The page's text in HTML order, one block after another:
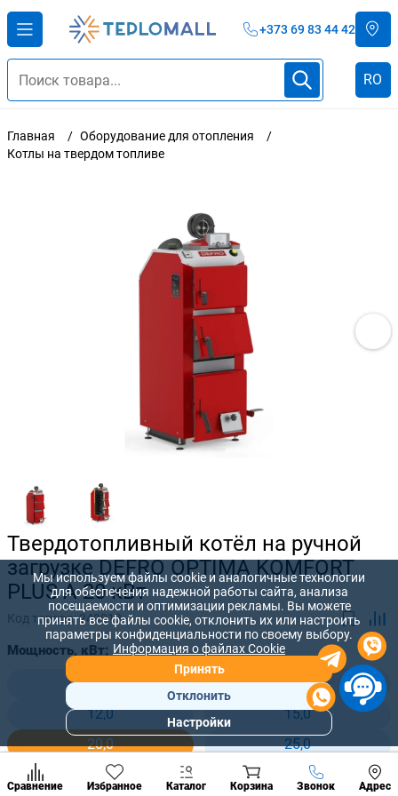
+373 69 83 44 42
RO
Главная
Оборудование для отопления
Котлы на твердом топливе
Твердотопливный котёл на ручной
загрузке DEFRO OPTIMA KOMFORT
PLUS A 20 кВт
Код товара:249018
Мощность, кВт:
8,0
10,0
12,0
15,0
20,0
25,0
30,0
35,0
Сравнение Избранное Каталог Корзина Звонок Адрес
Позвонить
разделы
Мы используем файлы cookie и аналогичные технологии
для обеспечения надежной работы сайта, анализа
посещаемости и оптимизации рекламы. Вы можете
принять все файлы cookie, отклонить их или настроить
параметры конфиденциальности по своему выбору.
Информация о файлах Cookie
Принять
Отклонить
Настройки